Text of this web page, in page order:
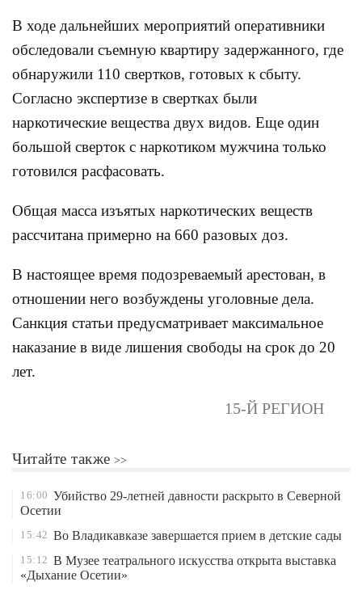
В ходе дальнейших мероприятий оперативники
обследовали съемную квартиру задержанного, где
обнаружили 110 свертков, готовых к сбыту.
Согласно экспертизе в свертках были
наркотические вещества двух видов. Еще один
большой сверток с наркотиком мужчина только
готовился расфасовать.
Общая масса изъятых наркотических веществ
рассчитана примерно на 660 разовых доз.
В настоящее время подозреваемый арестован, в
отношении него возбуждены уголовные дела.
Санкция статьи предусматривает максимальное
наказание в виде лишения свободы на срок до 20
лет.
15-Й РЕГИОН
Читайте также
16:00 Убийство 29-летней давности раскрыто в Северной
Осетии
15:42 Во Владикавказе завершается прием в детские сады
15:12 В Музее театрального искусства открыта выставка
«Дыхание Осетии»